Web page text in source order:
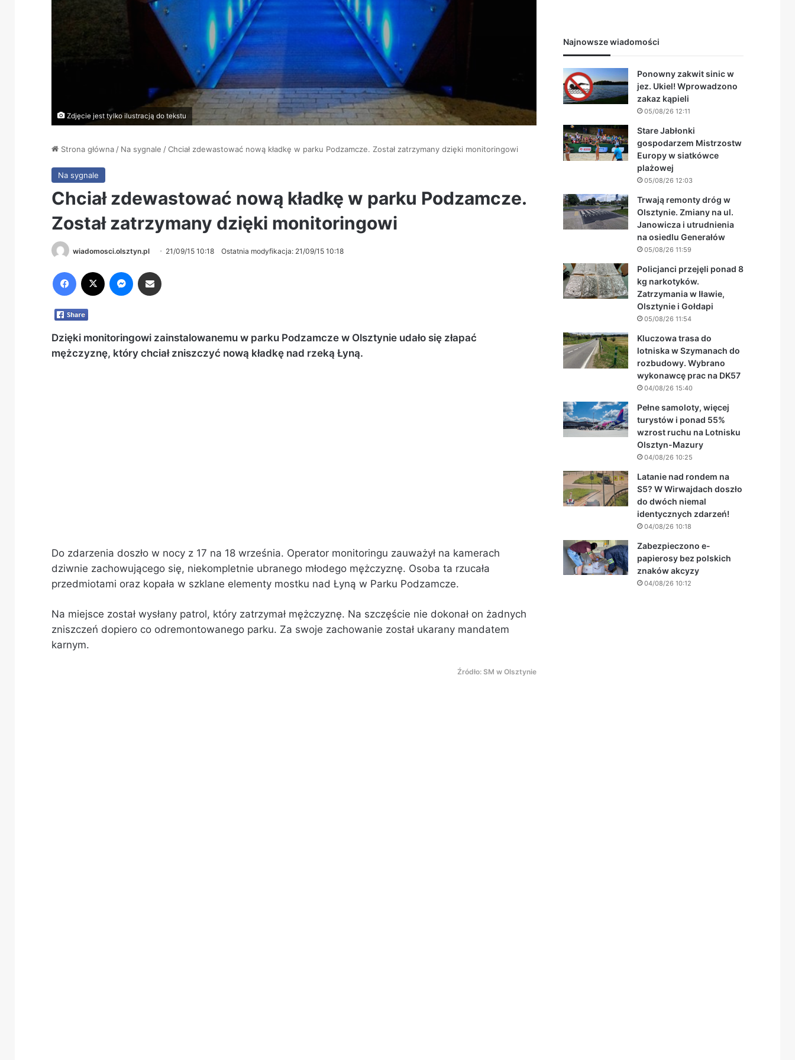
Zdjęcie jest tylko ilustracją do tekstu
Strona główna / Na sygnale /Chciał zdewastować nową kładkę w parku Podzamcze. Został zatrzymany dzięki monitoringowi
Na sygnale
Chciał zdewastować nową kładkę w parku Podzamcze.
Został zatrzymany dzięki monitoringowi
wiadomosci.olsztyn.pl 21/09/15 10:18 Ostatnia modyfikacja: 21/09/15 10:18
Dzięki monitoringowi zainstalowanemu w parku Podzamcze w Olsztynie udało się złapać
mężczyznę, który chciał zniszczyć nową kładkę nad rzeką Łyną.
Do zdarzenia doszło w nocy z 17 na 18 września. Operator monitoringu zauważył na kamerach
dziwnie zachowującego się, niekompletnie ubranego młodego mężczyznę. Osoba ta rzucała
przedmiotami oraz kopała w szklane elementy mostku nad Łyną w Parku Podzamcze.
Na miejsce został wysłany patrol, który zatrzymał mężczyznę. Na szczęście nie dokonał on żadnych
zniszczeń dopiero co odremontowanego parku. Za swoje zachowanie został ukarany mandatem
karnym.
Źródło: SM w Olsztynie
Najnowsze wiadomości
Ponowny zakwit sinic w
jez. Ukiel! Wprowadzono
zakaz kąpieli
05/08/26 12:11
Stare Jabłonki
gospodarzem Mistrzostw
Europy w siatkówce
plażowej
05/08/26 12:03
Trwają remonty dróg w
Olsztynie. Zmiany na ul.
Janowicza i utrudnienia
na osiedlu Generałów
05/08/26 11:59
Policjanci przejęli ponad 8
kg narkotyków.
Zatrzymania w Iławie,
Olsztynie i Gołdapi
05/08/26 11:54
Kluczowa trasa do
lotniska w Szymanach do
rozbudowy. Wybrano
wykonawcę prac na DK57
04/08/26 15:40
Pełne samoloty, więcej
turystów i ponad 55%
wzrost ruchu na Lotnisku
Olsztyn-Mazury
04/08/26 10:25
Latanie nad rondem na
S5? W Wirwajdach doszło
do dwóch niemal
identycznych zdarzeń!
04/08/26 10:18
Zabezpieczono e-
papierosy bez polskich
znaków akcyzy
04/08/26 10:12